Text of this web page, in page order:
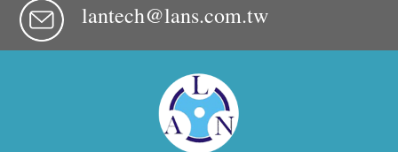
lantech@lans.com.tw